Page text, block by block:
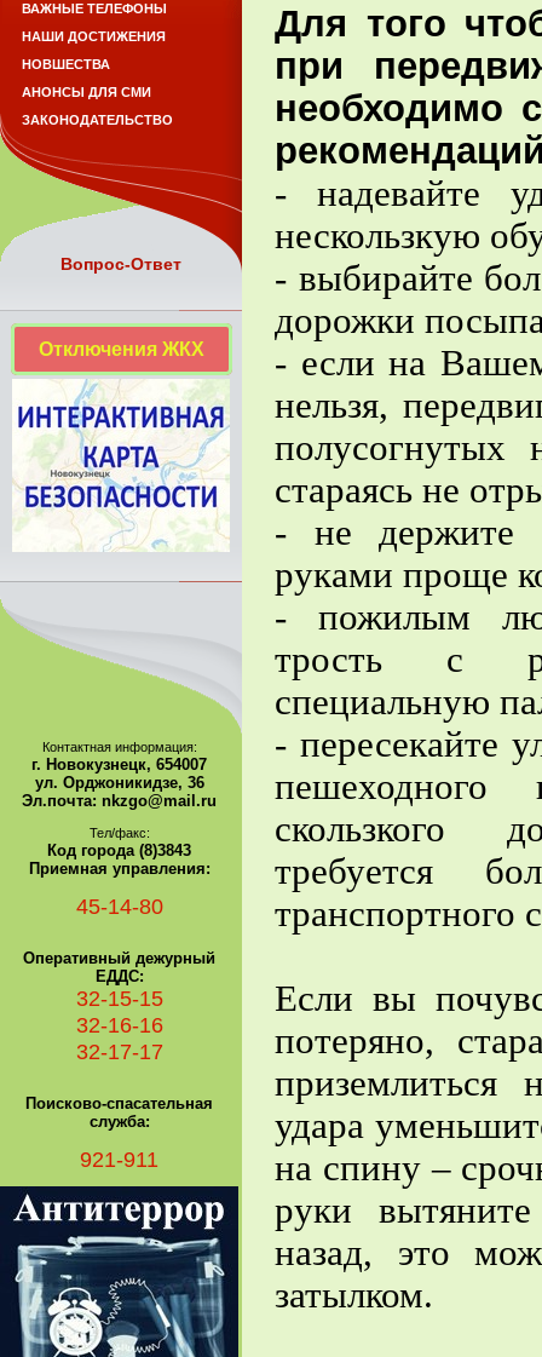
Для того
при
необходимо
- надевайте
нескользкую
- выбирайте
дорожки
- если на
нельзя,
полусогнутых
стараясь не
- не держите
руками проще
- пожилым
трость с
специальную
- пересекайте
скользкого
требуется
транспортного
Если вы
потеряно,
приземлиться
удара
на спину –
руки
назад, это
затылком.
ВАЖНЫЕ ТЕЛЕФОНЫ
НАШИ ДОСТИЖЕНИЯ
НОВШЕСТВА
АНОНСЫ ДЛЯ СМИ
ЗАКОНОДАТЕЛЬСТВО
Вопрос-Ответ
Отключения ЖКХ
Контактная информация:
г. Новокузнецк, 654007
ул. Орджоникидзе, 36
Эл.почта: nkzgo@mail.ru
Тел/факс:
Код города (8)3843
Приемная управления:
45-14-80
Оперативный дежурный
ЕДДС:
32-15-15
32-16-16
32-17-17
Поисково-спасательная
служба:
921-911